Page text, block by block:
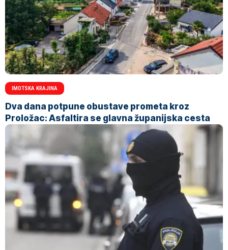
IMOTSKA KRAJINA
Dva dana potpune obustave prometa kroz
Proložac: Asfaltira se glavna županijska cesta